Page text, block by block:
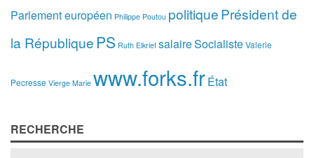
Parlement européen Philippe Poutou politiquePrésident de
la République PS Ruth Elkrief salaireSocialisteValerie
Pecresse Vierge Marie www.forks.frÉtat
RECHERCHE